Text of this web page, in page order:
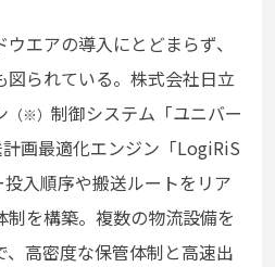
エアの導入にとどまらず、
図られている。株式会社日立
（※） 制御システム「ユニバー
画最適化エンジン「LogiRiS
入順序や搬送ルートをリア
を構築。複数の物流設備を
高密度な保管体制と高速出